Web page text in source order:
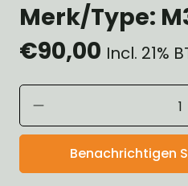
Merk/Type:
€90,00 Incl. 21%
Benachrichtigen